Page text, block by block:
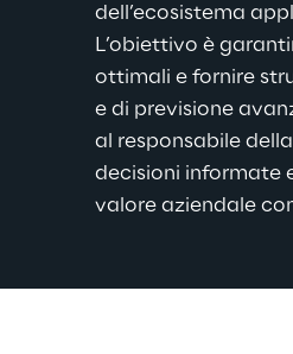
dell’ecosistema
L’obiettivo è
ottimali e fornire
e di previsione
al responsabile
decisioni informate
valore aziendale